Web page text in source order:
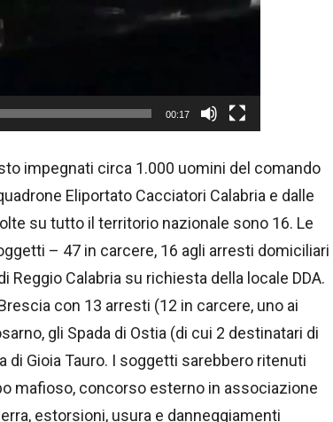
00:17
impegnati circa 1.000 uomini del comando
Eliportato Cacciatori Calabria e dalle
su tutto il territorio nazionale sono 16. Le
– 47 in carcere, 16 agli arresti domiciliari
Reggio Calabria su richiesta della locale DDA.
con 13 arresti (12 in carcere, uno ai
gli Spada di Ostia (di cui 2 destinatari di
di Gioia Tauro. I soggetti sarebbero ritenuti
mafioso, concorso esterno in associazione
estorsioni, usura e danneggiamenti